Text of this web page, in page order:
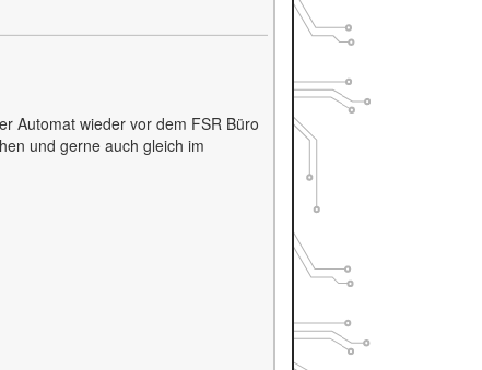
Automat wieder vor dem FSR Büro
und gerne auch gleich im